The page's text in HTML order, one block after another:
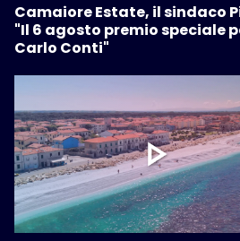
Camaiore Estate, il sindaco
"Il 6 agosto premio speciale
Carlo Conti"